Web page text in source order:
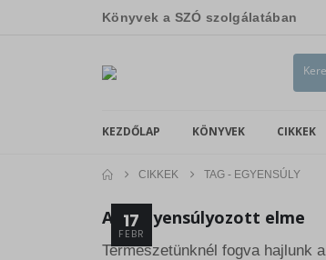
Könyvek a SZÓ szolgálatában
KEZDŐLAP KÖNYVEK CIKKEK
CIKKEK TAG - EGYENSÚLY
17
FEBR
A kiegyensúlyozott elme
Természetünknél fogva hajlunk a